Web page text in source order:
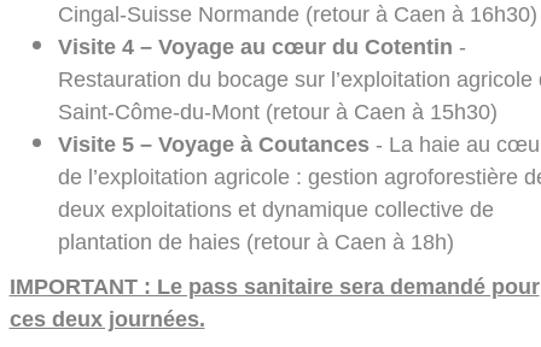
Cingal-Suisse Normande (retour à Caen à 16h30)
Visite 4 – Voyage au cœur du Cotentin -
Restauration du bocage sur l’exploitation agricole
Saint-Côme-du-Mont (retour à Caen à 15h30)
Visite 5 – Voyage à Coutances- La haie au
de l’exploitation agricole : gestion agroforestière
deux exploitations et dynamique collective de
plantation de haies (retour à Caen à 18h)
IMPORTANT : Le pass sanitaire sera demandé pour
ces deux journées.